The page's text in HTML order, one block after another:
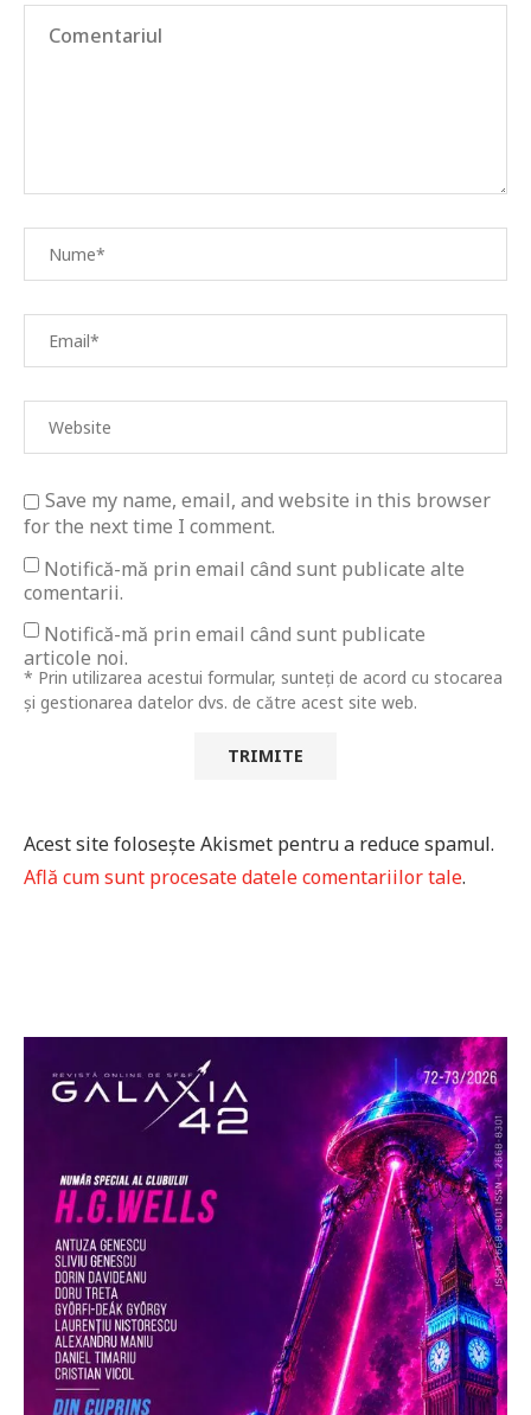
Save my name, email, and website in this browser
for the next time I comment.
Notifică-mă prin email când sunt publicate alte
comentarii.
Notifică-mă prin email când sunt publicate
articole noi.
* Prin utilizarea acestui formular, sunteți de acord cu stocarea
și gestionarea datelor dvs. de către acest site web.
Acest site folosește Akismet pentru a reduce spamul.
Află cum sunt procesate datele comentariilor tale.